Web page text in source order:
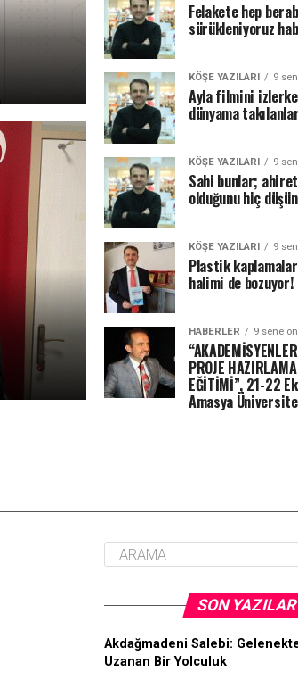
Felakete hep
sürükleniyoruz
KÖŞE YAZILARI 9
Ayla filmini
dünyama
KÖŞE YAZILARI 9
Sahi bunlar;
olduğunu hiç
KÖŞE YAZILARI 9
Plastik
halimi de bozuyor!
HABERLER 9 sene
PROJE
EĞİTİMİ”, 21-22
Amasya
SON YAZILAR
Akdağmadeni Salebi:
Uzanan Bir Yolculuk